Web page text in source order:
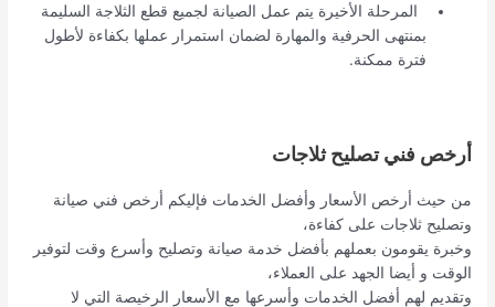
المرحلة الأخيرة يتم عمل الصيانة لجميع قطع الثلاجة السليمة
بمنتهى الحرفية والمهارة لضمان استمرار عملها بكفاءة لأطول
فترة ممكنة.
أرخص فني تصليح ثلاجات
من حيث أرخص الأسعار وأفضل الخدمات فإليكم أرخص فني صيانة
وتصليح ثلاجات على كفاءة،
وخبرة يقومون بعملهم بأفضل خدمة صيانة وتصليح وأسرع وقت لتوفير
الوقت و أيضا الجهد على العملاء،
وتقديم لهم أفضل الخدمات وأسرعها مع الأسعار الرخيصة التي لا